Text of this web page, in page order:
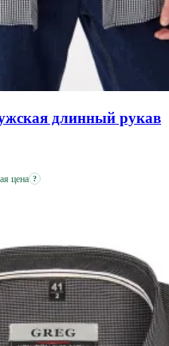
длинный рукав
цена ?